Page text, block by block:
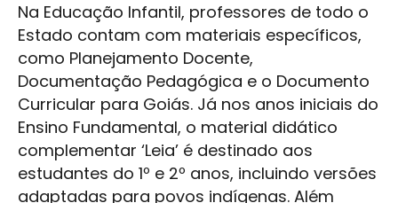
Na Educação Infantil, professores de todo o
Estado contam com materiais específicos,
como Planejamento Docente,
Documentação Pedagógica e o Documento
Curricular para Goiás. Já nos anos iniciais do
Ensino Fundamental, o material didático
complementar ‘Leia’ é destinado aos
estudantes do 1º e 2º anos, incluindo versões
adaptadas para povos indígenas. Além